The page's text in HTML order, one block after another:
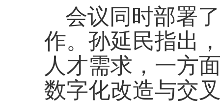
会议同时部署
作。孙延民指出
人才需求，一方
数字化改造与交